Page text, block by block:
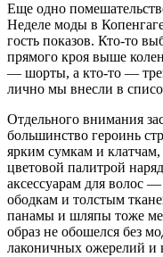
Еще одно
Неделе моды в
гость показов. Кто-то
прямого кроя выше
— шорты, а кто-то —
лично мы внесли в
Отдельного внимания
большинство героинь
ярким сумкам и
цветовой палитрой
аксессуарам для волос
ободкам и толстым
панамы и шляпы тоже
образ не обошелся без
лаконичных ожерелий и